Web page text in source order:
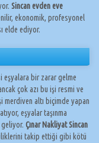
Sincan evden eve
ekonomik, profesyonel
elde ediyor.
eşyalara bir zarar gelme
çok azı bu işi resmi ve
altı biçimde yapan
eşyalar taşınma
geliyor. Çınar Nakliyat Sincan
takip ettiği gibi kötü